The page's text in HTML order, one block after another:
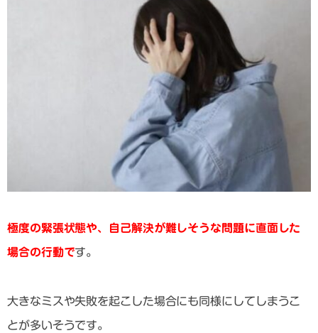
極度の緊張状態や、自己解決が難しそうな問題に直面した
場合の行動です。
大きなミスや失敗を起こした場合にも同様にしてしまうこ
とが多いそうです。